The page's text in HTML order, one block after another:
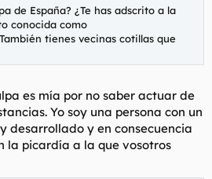
de España? ¿Te has adscrito a la
conocida como
tienes vecinas cotillas que
es mía por no saber actuar de
Yo soy una persona con un
desarrollado y en consecuencia
la picardía a la que vosotros